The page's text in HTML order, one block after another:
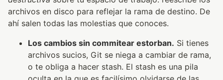
archivos en disco para reflejar la rama de destino. De
ahí salen todas las molestias que conoces.
Los cambios sin commitear estorban. Si tienes
archivos sucios, Git se niega a cambiar de rama,
o te obliga a hacer stash. El stash es una pila